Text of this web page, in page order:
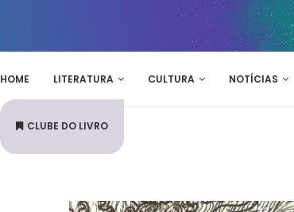
HOME LITERATURA CULTURA NOTÍCIAS
CLUBE DO LIVRO